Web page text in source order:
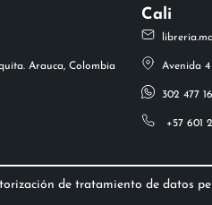
Arauca, Colombia
Cali
+57 601
de tratamiento de datos